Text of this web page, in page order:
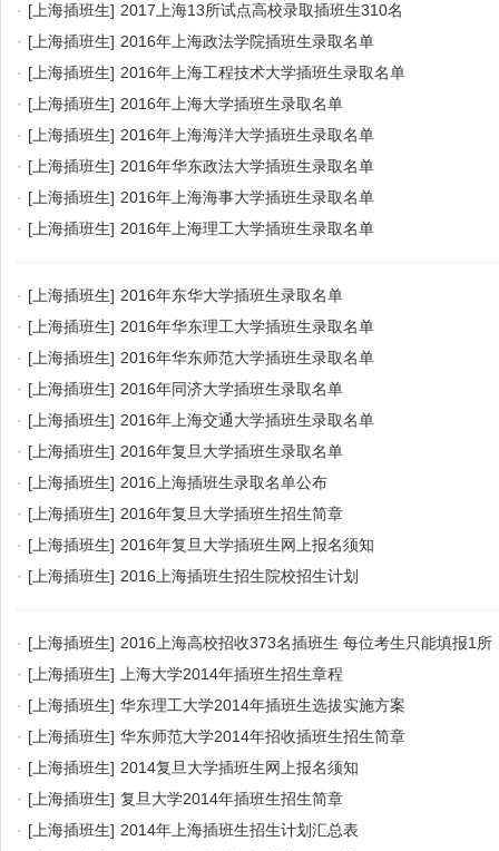
· [上海插班生] 2017上海13所试点高校录取插班生310名
· [上海插班生] 2016年上海政法学院插班生录取名单
· [上海插班生] 2016年上海工程技术大学插班生录取名单
· [上海插班生] 2016年上海大学插班生录取名单
· [上海插班生] 2016年上海海洋大学插班生录取名单
· [上海插班生] 2016年华东政法大学插班生录取名单
· [上海插班生] 2016年上海海事大学插班生录取名单
· [上海插班生] 2016年上海理工大学插班生录取名单
· [上海插班生] 2016年东华大学插班生录取名单
· [上海插班生] 2016年华东理工大学插班生录取名单
· [上海插班生] 2016年华东师范大学插班生录取名单
· [上海插班生] 2016年同济大学插班生录取名单
· [上海插班生] 2016年上海交通大学插班生录取名单
· [上海插班生] 2016年复旦大学插班生录取名单
· [上海插班生] 2016上海插班生录取名单公布
· [上海插班生] 2016年复旦大学插班生招生简章
· [上海插班生] 2016年复旦大学插班生网上报名须知
· [上海插班生] 2016上海插班生招生院校招生计划
· [上海插班生] 2016上海高校招收373名插班生 每位考生只能填报1所
· [上海插班生]
上海大学2014年插班生招生章程
· [上海插班生] 华东理工大学2014年插班生选拔实施方案
· [上海插班生] 华东师范大学2014年招收插班生招生简章
· [上海插班生] 2014复旦大学插班生网上报名须知
· [上海插班生] 复旦大学2014年插班生招生简章
· [上海插班生] 2014年上海插班生招生计划汇总表